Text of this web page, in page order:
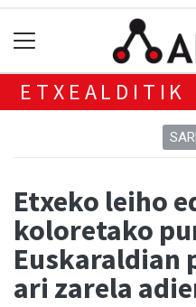
ETXEALDITIK
Etxeko leiho
koloretako
Euskaraldian
ari zarela